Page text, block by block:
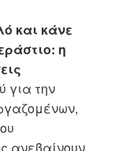
και κάνε
η
για την
ανεβαίνουν